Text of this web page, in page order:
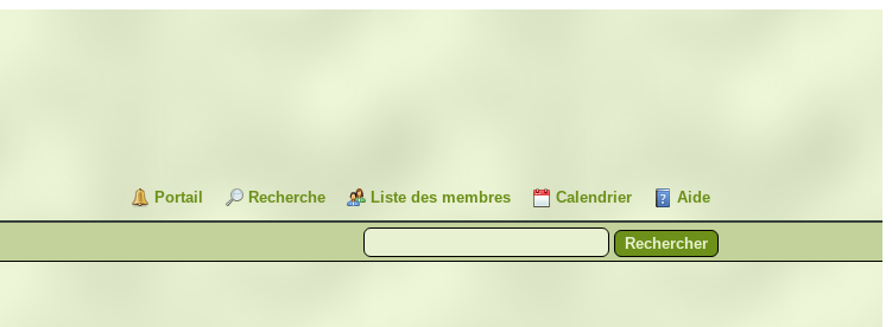
Portail Recherche Liste des membres Calendrier Aide